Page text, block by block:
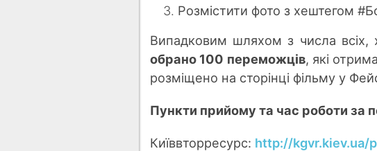
Розмістити фото з хештегом
Випадковим шляхом з числа всіх,
обрано 100 переможців, які
розміщено на сторінці фільму у
Пункти прийому та час роботи за
Київвторресурс: http://kgvr.kiev.ua/